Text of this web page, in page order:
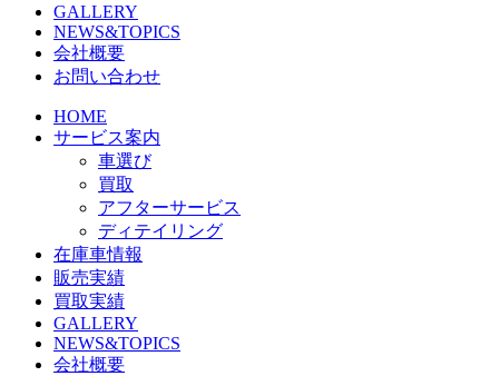
GALLERY
NEWS&TOPICS
会社概要
お問い合わせ
HOME
サービス案内
車選び
買取
アフターサービス
ディテイリング
在庫車情報
販売実績
買取実績
GALLERY
NEWS&TOPICS
会社概要